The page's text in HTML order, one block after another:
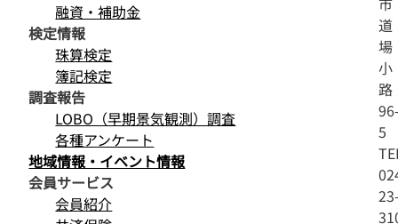
道
場
小
路
5
融資・補助金
検定情報
珠算検定
簿記検定
調査報告
LOBO（早期景気観測）調査
各種アンケート
地域情報・イベント情報
会員サービス
会員紹介